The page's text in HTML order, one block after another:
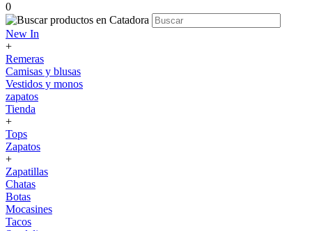
0
New In
+
Remeras
Camisas y blusas
Vestidos y monos
zapatos
Tienda
+
Tops
Zapatos
+
Zapatillas
Chatas
Botas
Mocasines
Tacos